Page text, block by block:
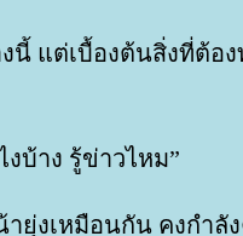
งนี้ แต่เบื้องต้นสิ่งที่ต้อ
บ้าง รู้ข่าวไหม”
ายุ่งเหมือนกัน คงกำลั